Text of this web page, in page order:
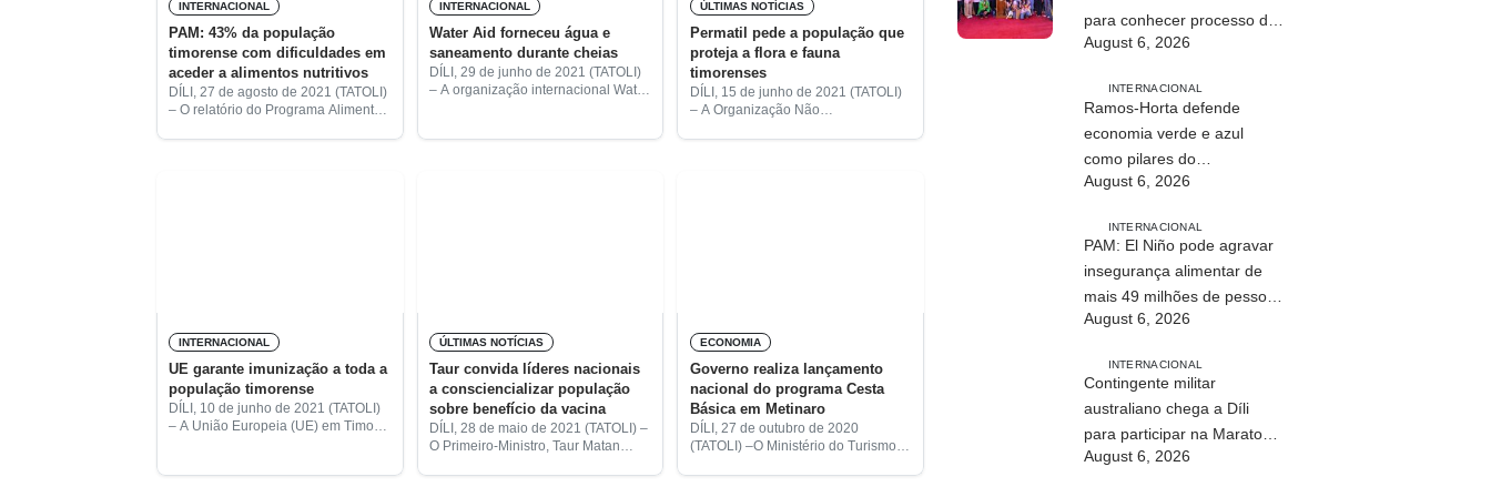
INTERNACIONAL
PAM: 43% da população
timorense com dificuldades em
aceder a alimentos nutritivos
DÍLI, 27 de agosto de 2021 (TATOLI)
– O relatório do Programa Alimentar
INTERNACIONAL
Water Aid forneceu água e
saneamento durante cheias
DÍLI, 29 de junho de 2021 (TATOLI)
– A organização internacional Water
calamidade pública ocorrida no
ÚLTIMAS NOTÍCIAS
Permatil pede a população que
proteja a flora e fauna
timorenses
DÍLI, 15 de junho de 2021 (TATOLI)
– A Organização Não
INTERNACIONAL
UE garante imunização a toda a
população timorense
DÍLI, 10 de junho de 2021 (TATOLI)
– A União Europeia (UE) em Timor-
timorenses à vacinação contra a
ÚLTIMAS NOTÍCIAS
Taur convida líderes nacionais
a consciencializar população
sobre benefício da vacina
DÍLI, 28 de maio de 2021 (TATOLI) –
O Primeiro-Ministro, Taur Matan
ECONOMIA
Governo realiza lançamento
nacional do programa Cesta
Básica em Metinaro
DÍLI, 27 de outubro de 2020
(TATOLI) –O Ministério do Turismo,
para conhecer processo de
paz no país
August 6, 2026
INTERNACIONAL
Ramos-Horta defende
economia verde e azul
como pilares do
desenvolvimento
August 6, 2026
INTERNACIONAL
PAM: El Niño pode agravar
insegurança alimentar de
mais 49 milhões de pessoas
até 2027
August 6, 2026
INTERNACIONAL
Contingente militar
australiano chega a Díli
para participar na Maratona
Internacional de 2026
August 6, 2026